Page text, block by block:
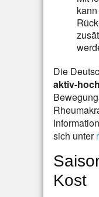
Die
aktiv-
sich unter
Kost